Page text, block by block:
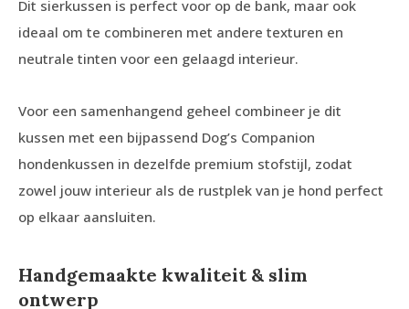
Dit sierkussen is perfect voor op de bank, maar ook
ideaal om te combineren met andere texturen en
neutrale tinten voor een gelaagd interieur.
Voor een samenhangend geheel combineer je dit
kussen met een bijpassend Dog’s Companion
hondenkussen in dezelfde premium stofstijl, zodat
zowel jouw interieur als de rustplek van je hond perfect
op elkaar aansluiten.
Handgemaakte kwaliteit & slim
ontwerp